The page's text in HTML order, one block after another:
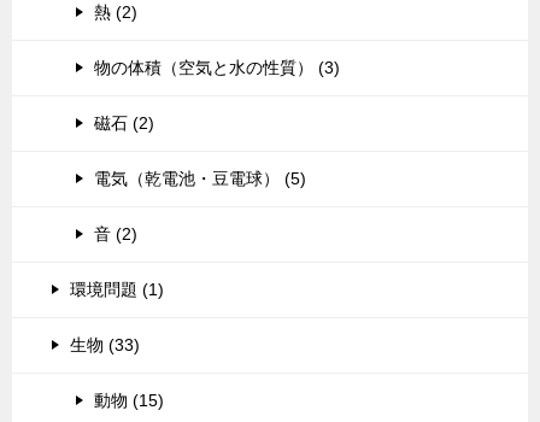
熱 (2)
物の体積（空気と水の性質） (3)
磁石 (2)
電気（乾電池・豆電球） (5)
音 (2)
環境問題 (1)
生物 (33)
動物 (15)